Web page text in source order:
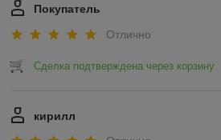
Покупатель
Отлично
Сделка подтверждена через корзину
кирилл